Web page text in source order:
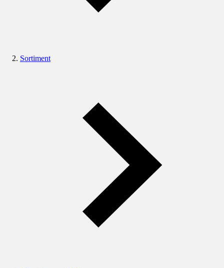
Sortiment